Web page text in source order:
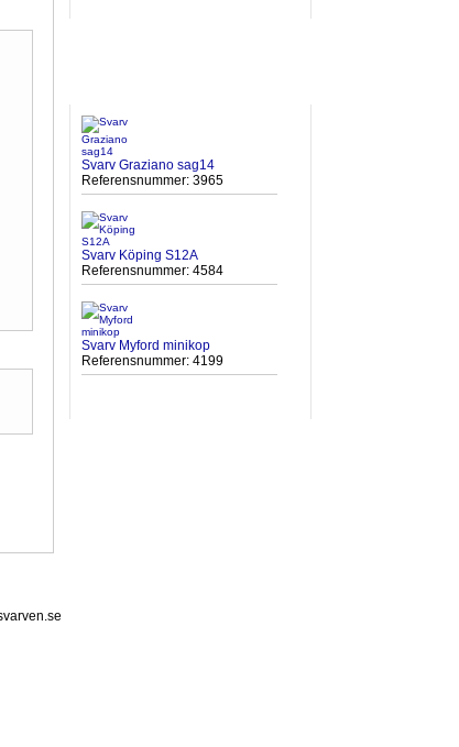
Svarv Graziano sag14
Referensnummer: 3965
Svarv Köping S12A
Referensnummer: 4584
Svarv Myford minikop
Referensnummer: 4199